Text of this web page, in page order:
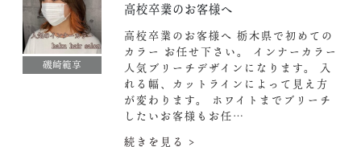
磯崎範享
高校卒業のお客様へ
高校卒業のお客様へ 栃木県で初めての
カラー お任せ下さい。 インナーカラー
人気ブリーチデザインになります。 入
れる幅、カットラインによって見え方
が変わります。 ホワイトまでブリーチ
したいお客様もお任…
続きを見る >